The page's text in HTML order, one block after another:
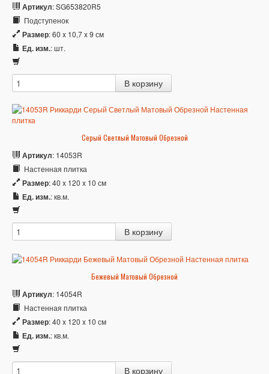
Артикул: SG653820R5
Подступенок
Размер: 60 x 10,7 x 9 см
Ед. изм.: шт.
Серый Светлый Матовый Обрезной
Артикул: 14053R
Настенная плитка
Размер: 40 x 120 x 10 см
Ед. изм.: кв.м.
Бежевый Матовый Обрезной
Артикул: 14054R
Настенная плитка
Размер: 40 x 120 x 10 см
Ед. изм.: кв.м.